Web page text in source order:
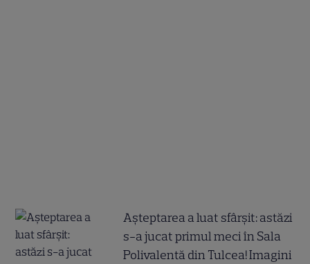
Așteptarea a luat sfârșit: astăzi
s-a jucat primul meci în Sala
Polivalentă din Tulcea! Imagini